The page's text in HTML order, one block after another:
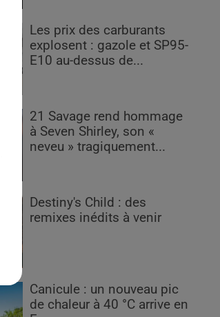
Les prix des carburants
explosent : gazole et SP95-
E10 au-dessus de...
21 Savage rend hommage
à Seven Shirley, son «
neveu » tragiquement...
Destiny's Child : des
remixes inédits à venir
Canicule : un nouveau pic
de chaleur à 40 °C arrive en